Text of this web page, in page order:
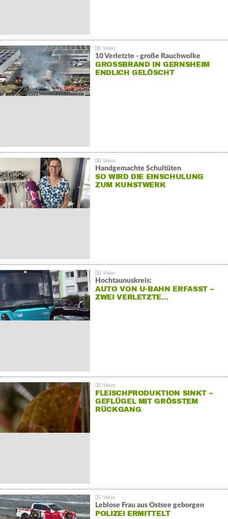
10 Verletzte - große Rauchwolke
GROSSBRAND IN GERNSHEIM E
NDLICH GELÖSCHT
Handgemachte Schultüten
SO WIRD DIE EINSCHULUNG
ZUM KUNSTWERK
Hochtaunuskreis:
AUTO VON U-BAHN ERFASST –
ZWEI VERLETZTE…
FLEISCHPRODUKTION SINKT –
GEFLÜGEL MIT GRÖSSTEM R
ÜCKGANG
Leblose Frau aus Ostsee geborgen
POLIZEI ERMITTELT